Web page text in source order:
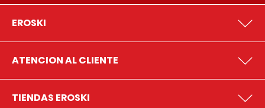
EROSKI
ATENCION AL CLIENTE
TIENDAS EROSKI